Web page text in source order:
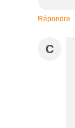
Répondre
C